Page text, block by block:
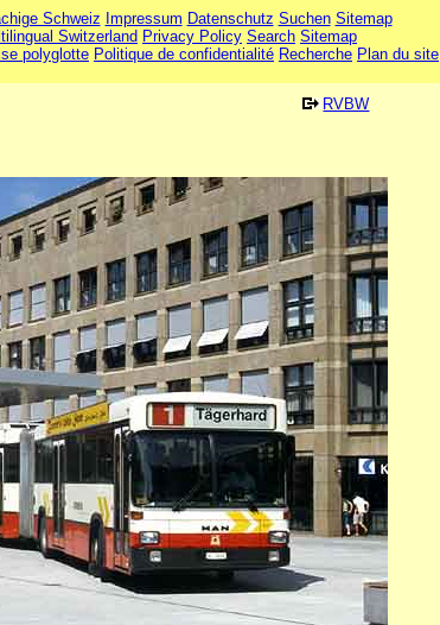
Schweiz Impressum Datenschutz Suchen Sitemap
Switzerland Privacy Policy Search Sitemap
polyglotte Politique de confidentialité Recherche Plan du site
RVBW